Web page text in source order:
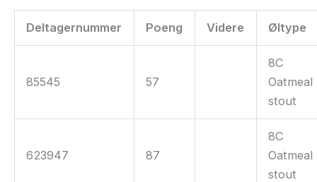
Deltagernummer Poeng Videre Øltype
85545 57
8C
Oatmeal
stout
623947 87
8C
Oatmeal
stout